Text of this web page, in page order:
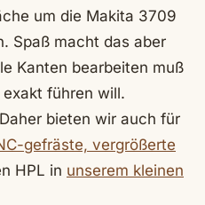
um die Makita 3709
Spaß macht das aber
Kanten bearbeiten muß
führen will.
Daher bieten wir auch für
gefräste, vergrößerte
HPL in unserem kleinen